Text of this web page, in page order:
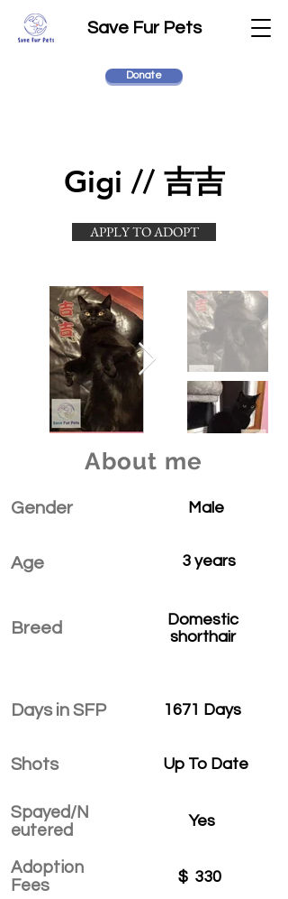
Save Fur Pets
Donate
Gigi // 吉吉
APPLY TO ADOPT
About me
Gender
Age
Breed
Days in SFP
Shots
Spayed/N
eutered
Adoption
Fees
Male
3 years
Domestic
shorthair
1671 Days
Up To Date
Yes
$ 330